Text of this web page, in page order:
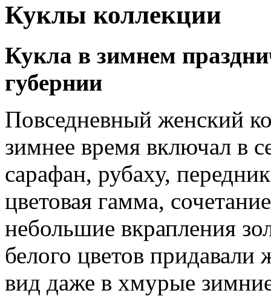
Куклы коллекции
Кукла в зимнем
губернии
Повседневный женский
зимнее время включал в
сарафан, рубаху,
цветовая гамма,
небольшие вкрапления
белого цветов
вид даже в хмурые